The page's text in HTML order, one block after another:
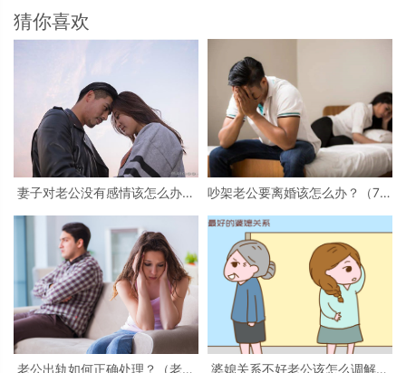
猜你喜欢
妻子对老公没有感情该怎么办？
吵架老公要离婚该怎么办？（7招
老公出轨如何正确处理？（老公 婆媳关系不好老公该怎么调解？